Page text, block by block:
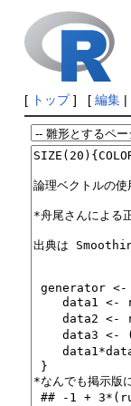
[ トップ] [ 編集|